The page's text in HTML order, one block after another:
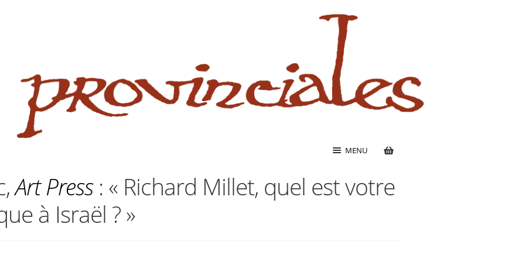
MENU
Art Press: « Richard Millet, quel est votre
à Israël ? »